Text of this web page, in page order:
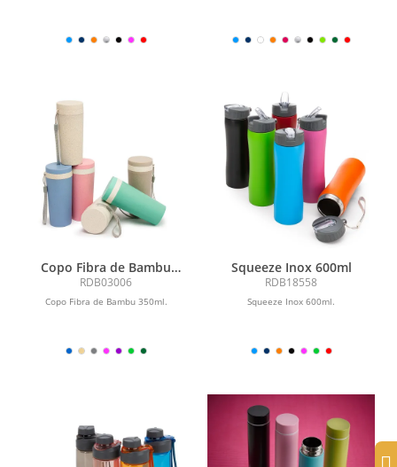
Copo Fibra de Bambu
350ml
RDB03006
Copo Fibra de Bambu 350ml.
Squeeze Inox 600ml
RDB18558
Squeeze Inox 600ml.